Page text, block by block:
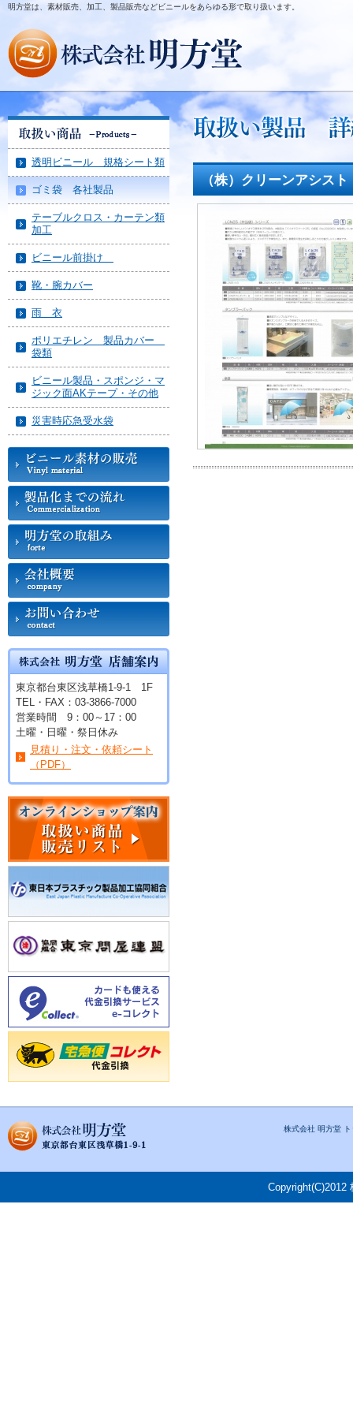
明方堂は、素材販売、加工、製品販売などビニールをあらゆる形で取り扱います。
透明ビニール 規格シート類
ゴミ袋 各社製品
テーブルクロス・カーテン類
加工
ビニール前掛け
靴・腕カバー
雨 衣
ポリエチレン 製品カバー
袋類
ビニール製品・スポンジ・マ
ジック面AKテープ・その他
災害時応急受水袋
東京都台東区浅草橋1-9-1 1F
TEL・FAX：03-3866-7000
営業時間 9：00～17：00
土曜・日曜・祭日休み
見積り・注文・依頼シート
（PDF）
（株）クリーンアシスト
株式会社 明方堂
Copyright(C)2012